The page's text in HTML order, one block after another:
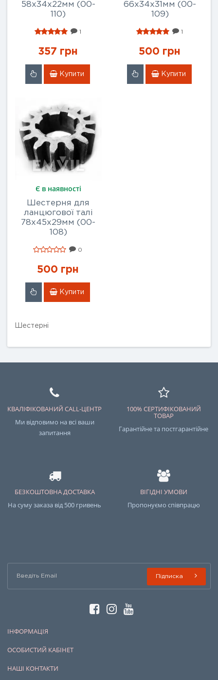
58x34x22мм (00-
110)
1
357 грн
Купити
66х34x31мм (00-
109)
1
500 грн
Купити
Є в наявності
Шестерня для
ланцюгової талі
78х45x29мм (00-
108)
0
500 грн
Купити
Шестерні
КВАЛІФІКОВАНИЙ CALL-ЦЕНТР
Ми відповимо на всі ваши
запитання
100% СЕРТИФІКОВАНИЙ
ТОВАР
Гарантійне та постгарантійне
БЕЗКОШТОВНА ДОСТАВКА
На суму заказа від 500 гривень
ВІГІДНІ УМОВИ
Пропонуємо співпрацю
Підписка
ІНФОРМАЦІЯ
ОСОБИСТИЙ КАБІНЕТ
НАШІ КОНТАКТИ